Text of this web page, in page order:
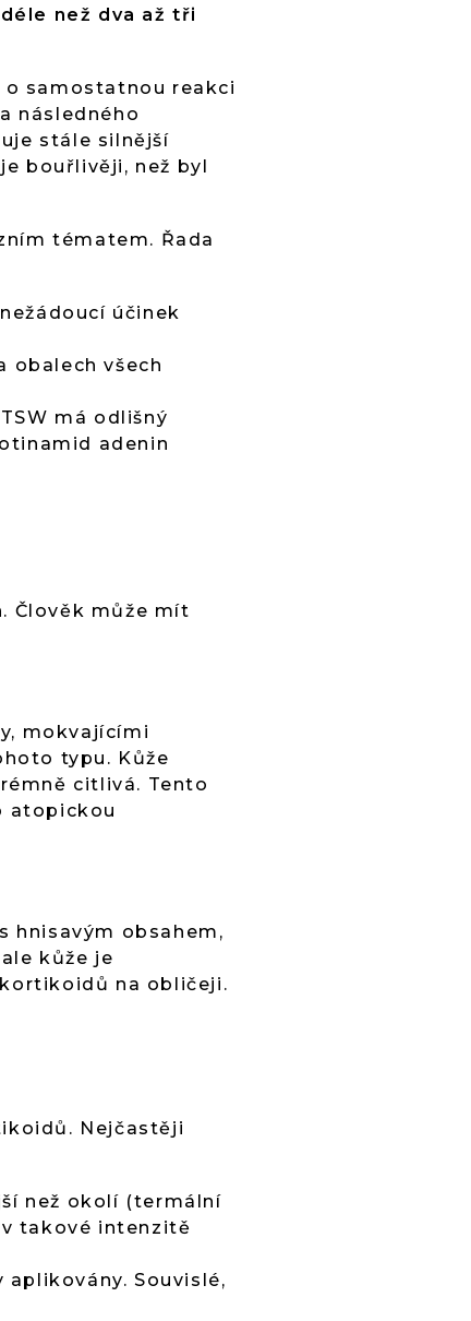
déle než dva až tři
o samostatnou reakci
následného
stále silnější
bouřlivěji, než byl
tématem. Řada
účinek
obalech všech
má odlišný
adenin
Člověk může mít
mokvajícími
typu. Kůže
citlivá. Tento
atopickou
hnisavým obsahem,
kůže je
na obličeji.
Nejčastěji
než okolí (termální
takové intenzitě
Souvislé,